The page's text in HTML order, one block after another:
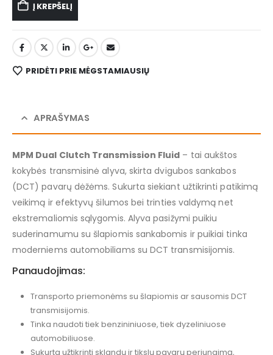
Į KREPŠELĮ
PRIDĖTI PRIE MĖGSTAMIAUSIŲ
APRAŠYMAS
MPM Dual Clutch Transmission Fluid – tai aukštos
kokybės transmisinė alyva, skirta dvigubos sankabos
(DCT) pavarų dėžėms. Sukurta siekiant užtikrinti patikimą
veikimą ir efektyvų šilumos bei trinties valdymą net
ekstremaliomis sąlygomis. Alyva pasižymi puikiu
suderinamumu su šlapiomis sankabomis ir puikiai tinka
moderniems automobiliams su DCT transmisijomis.
Panaudojimas:
Transporto priemonėms su šlapiomis ar sausomis DCT
transmisijomis.
Tinka naudoti tiek benzininiuose, tiek dyzeliniuose
automobiliuose.
Sukurta užtikrinti sklandų ir tikslų pavarų perjungimą,